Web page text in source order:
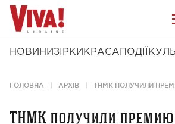
НОВИНИ ЗІРКИ КРАСА ПОДІЇ
ГОЛОВНА АРХІВ ТНМК ПОЛУЧИЛИ
ТНМК получили премию